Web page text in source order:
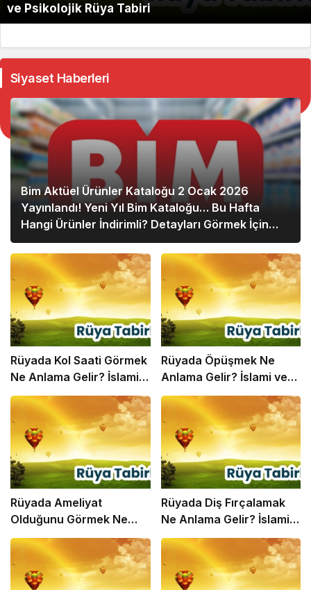
ve Psikolojik Rüya Tabiri
Siyaset Haberleri
Bim Aktüel Ürünler Kataloğu 2 Ocak 2026
Yayınlandı! Yeni Yıl Bim Kataloğu… Bu Hafta
Hangi Ürünler İndirimli? Detayları Görmek İçin
Hemen Tıklayın!
Rüyada Kol Saati Görmek
Ne Anlama Gelir? İslami
ve Psikolojik Rüya Tabiri
Rüyada Öpüşmek Ne
Anlama Gelir? İslami ve
Psikolojik Rüya Tabiri
Rüyada Ameliyat
Olduğunu Görmek Ne
Anlama Gelir? İslami ve
Psikolojik Rüya Tabiri
Rüyada Diş Fırçalamak
Ne Anlama Gelir? İslami
ve Psikolojik Rüya Tabiri